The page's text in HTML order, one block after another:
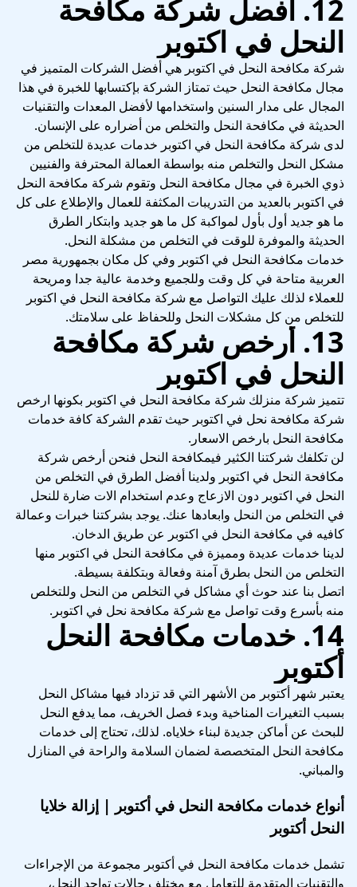
12. أفضل شركة مكافحة
النحل في اكتوبر
شركة مكافحة النحل في اكتوبر هي أفضل الشركات المتميز في
مجال مكافحة النحل حيث تمتاز الشركة بإكتسابها للخبرة في هذا
المجال على مدار السنين واستخدامها لأفضل المعدات والتقنيات
الحديثة في مكافحة النحل والتخلص من أضراره على الإنسان.
لدى شركة مكافحة النحل في اكتوبر خدمات عديدة للتخلص من
مشكل النحل والتخلص منه بواسطة العمالة المحترفة والفنيين
ذوي الخبرة في مجال مكافحة النحل وتقوم شركة مكافحة النحل
في اكتوبر بالعديد من التدريبات المكثفة للعمال والإطلاع على كل
ما هو جديد أول بأول لمواكبة كل ما هو جديد وابتكار الطرق
الحديثة والموفرة للوقت في التخلص من مشكلة النحل.
خدمات مكافحة النحل في اكتوبر وفي كل مكان بجمهورية مصر
العربية متاحة في كل وقت وللجميع وخدمة عالية جدا ومريحة
للعملاء لذلك عليك التواصل مع شركة مكافحة النحل في اكتوبر
للتخلص من كل مشكلات النحل وللحفاظ على سلامتك.
13. أرخص شركة مكافحة
النحل في اكتوبر
تتميز شركة منزلك شركة مكافحة النحل في اكتوبر بكونها ارخص
شركة مكافحة نحل في اكتوبر حيث تقدم الشركة كافة خدمات
مكافحة النحل بارخص الاسعار.
لن تكلفك شركتنا الكثير فيمكافحة النحل فنحن أرخص شركة
مكافحة النحل في اكتوبر ولدينا أفضل الطرق في التخلص من
النحل في اكتوبر دون الازعاج وعدم استخدام الات ضارة للنحل
في التخلص من النحل وابعادها عنك. يوجد بشركتنا خبرات وعمالة
كافيه في مكافحة النحل في اكتوبر عن طريق الدخان.
لدينا خدمات عديدة ومميزة في مكافحة النحل في اكتوبر منها
التخلص من النحل بطرق آمنة وفعالة وبتكلفة بسيطة.
اتصل بنا عند حوث أي مشاكل في التخلص من النحل وللتخلص
منه بأسرع وقت تواصل مع شركة مكافحة نحل في اكتوبر.
14. خدمات مكافحة النحل
أكتوبر
يعتبر شهر أكتوبر من الأشهر التي قد تزداد فيها مشاكل النحل
بسبب التغيرات المناخية وبدء فصل الخريف، مما يدفع النحل
للبحث عن أماكن جديدة لبناء خلاياه. لذلك، تحتاج إلى خدمات
مكافحة النحل المتخصصة لضمان السلامة والراحة في المنازل
والمباني.
أنواع خدمات مكافحة النحل في أكتوبر | إزالة خلايا
النحل أكتوبر
تشمل خدمات مكافحة النحل في أكتوبر مجموعة من الإجراءات
والتقنيات المتقدمة للتعامل مع مختلف حالات تواجد النحل،